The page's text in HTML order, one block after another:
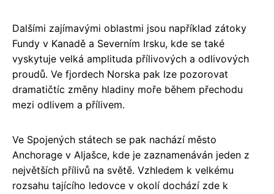
Dalšími zajímavými oblastmi jsou například zátoky
Fundy v Kanadě a Severním Irsku, kde se také
vyskytuje velká amplituda přílivových a odlivových
proudů. Ve fjordech Norska pak lze pozorovat
dramatičtíc změny hladiny moře během přechodu
mezi odlivem a přílivem.
Ve Spojených státech se pak nachází město
Anchorage v Aljašce, kde je zaznamenáván jeden z
největších přílivů na světě. Vzhledem k velkému
rozsahu tajícího ledovce v okolí dochází zde k